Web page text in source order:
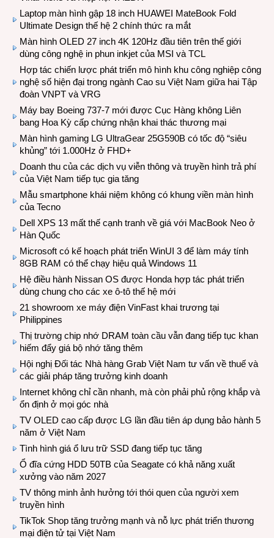
Laptop màn hình gập 18 inch HUAWEI MateBook Fold
Ultimate Design thế hệ 2 chính thức ra mắt
Màn hình OLED 27 inch 4K 120Hz đầu tiên trên thế giới
dùng công nghệ in phun inkjet của MSI và TCL
Hợp tác chiến lược phát triển mô hình khu công nghiệp công
nghệ số hiện đại trong ngành Cao su Việt Nam giữa hai Tập
đoàn VNPT và VRG
Máy bay Boeing 737-7 mới được Cục Hàng không Liên
bang Hoa Kỳ cấp chứng nhận khai thác thương mại
Màn hình gaming LG UltraGear 25G590B có tốc độ “siêu
khủng” tới 1.000Hz ở FHD+
Doanh thu của các dịch vụ viễn thông và truyền hình trả phí
của Việt Nam tiếp tục gia tăng
Mẫu smartphone khái niệm không có khung viền màn hình
của Tecno
Dell XPS 13 mất thế cạnh tranh về giá với MacBook Neo ở
Hàn Quốc
Microsoft có kế hoạch phát triển WinUI 3 để làm máy tính
8GB RAM có thể chạy hiệu quả Windows 11
Hệ điều hành Nissan OS được Honda hợp tác phát triển
dùng chung cho các xe ô-tô thế hệ mới
21 showroom xe máy điện VinFast khai trương tại
Philippines
Thị trường chip nhớ DRAM toàn cầu vẫn đang tiếp tục khan
hiếm đẩy giá bộ nhớ tăng thêm
Hội nghị Đối tác Nhà hàng Grab Việt Nam tư vấn về thuế và
các giải pháp tăng trưởng kinh doanh
Internet không chỉ cần nhanh, mà còn phải phủ rộng khắp và
ổn định ở mọi góc nhà
TV OLED cao cấp được LG lần đầu tiên áp dụng bảo hành 5
năm ở Việt Nam
Tình hình giá ổ lưu trữ SSD đang tiếp tục tăng
Ổ đĩa cứng HDD 50TB của Seagate có khả năng xuất
xưởng vào năm 2027
TV thông minh ảnh hưởng tới thói quen của người xem
truyền hình
TikTok Shop tăng trưởng mạnh và nỗ lực phát triển thương
mại điện tử tại Việt Nam